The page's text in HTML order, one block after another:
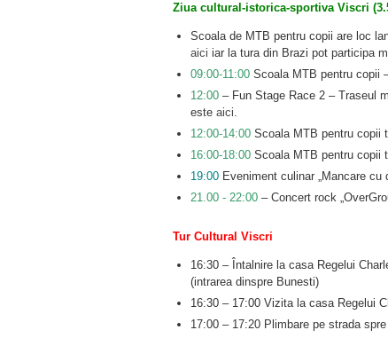
Ziua cultural-istorica-sportiva Viscri
Scoala de MTB pentru copii are loc
aici iar la tura din Brazi pot participa
09:00-11:00Scoala MTB pentru copii
12:00– Fun Stage Race 2 – Traseul
esteaici.
12:00-14:00Scoala MTB pentru copii
16:00-18:00Scoala MTB pentru copii
19:00Eveniment culinar „Mancare cu
21.00 ‐ 22:00– Concert rock
Tur Cultural Viscri
16:30 – Întalnire la casa Regelui
(intrarea dinspre Bunesti)
16:30 – 17:00 Vizita la casa Regelui
17:00 – 17:20 Plimbare pe strada